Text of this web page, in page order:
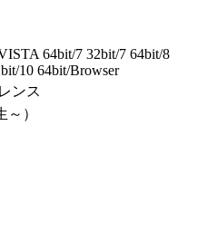
64bit/7 32bit/7 64bit/8
10 64bit/Browser
ンス
）